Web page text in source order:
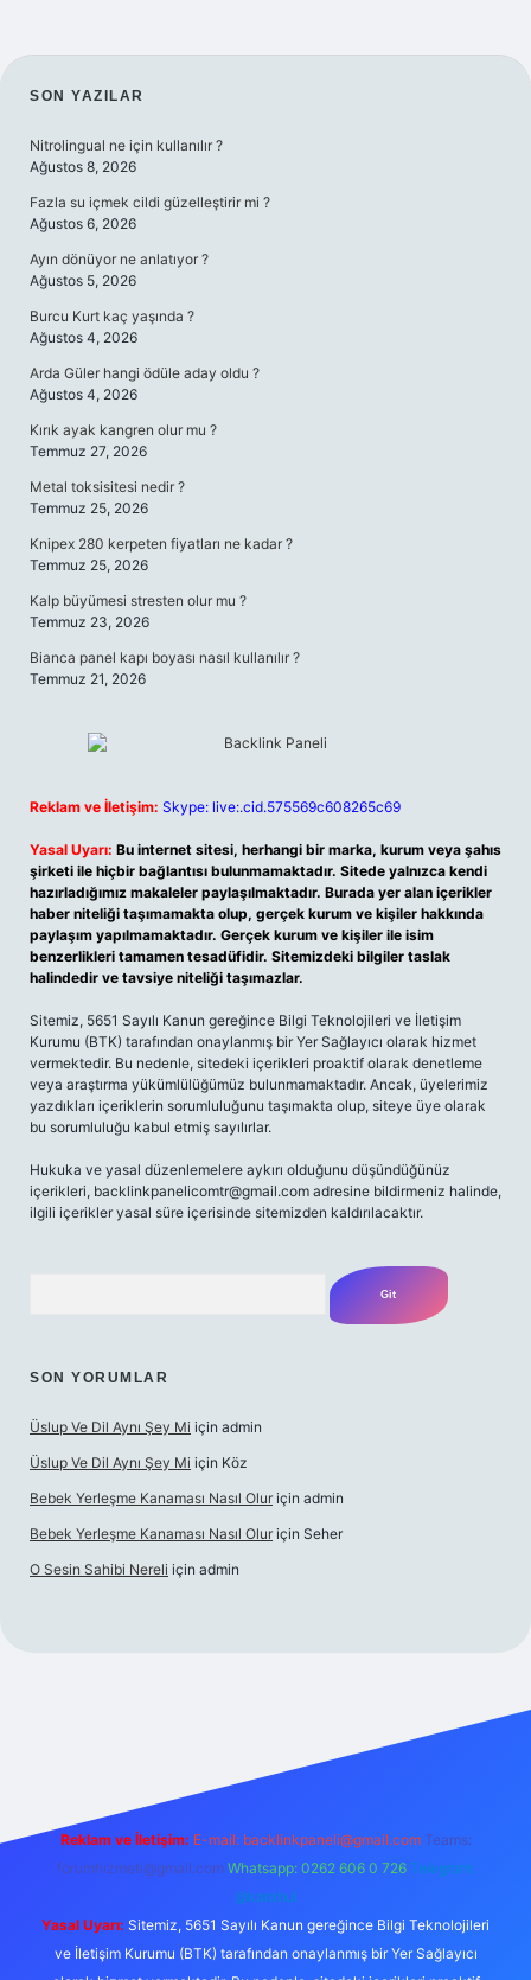
SIDEBAR
SON YAZILAR
Nitrolingual ne için kullanılır ?
Ağustos 8, 2026
Fazla su içmek cildi güzelleştirir mi ?
Ağustos 6, 2026
Ayın dönüyor ne anlatıyor ?
Ağustos 5, 2026
Burcu Kurt kaç yaşında ?
Ağustos 4, 2026
Arda Güler hangi ödüle aday oldu ?
Ağustos 4, 2026
Kırık ayak kangren olur mu ?
Temmuz 27, 2026
Metal toksisitesi nedir ?
Temmuz 25, 2026
Knipex 280 kerpeten fiyatları ne kadar ?
Temmuz 25, 2026
Kalp büyümesi stresten olur mu ?
Temmuz 23, 2026
Bianca panel kapı boyası nasıl kullanılır ?
Temmuz 21, 2026
Reklam ve İletişim: Skype: live:.cid.575569c608265c69
Yasal Uyarı: Bu internet sitesi, herhangi bir marka, kurum veya şahıs
şirketi ile hiçbir bağlantısı bulunmamaktadır. Sitede yalnızca kendi
hazırladığımız makaleler paylaşılmaktadır. Burada yer alan içerikler
haber niteliği taşımamakta olup, gerçek kurum ve kişiler hakkında
paylaşım yapılmamaktadır. Gerçek kurum ve kişiler ile isim
benzerlikleri tamamen tesadüfidir. Sitemizdeki bilgiler taslak
halindedir ve tavsiye niteliği taşımazlar.
Sitemiz, 5651 Sayılı Kanun gereğince Bilgi Teknolojileri ve İletişim
Kurumu (BTK) tarafından onaylanmış bir Yer Sağlayıcı olarak hizmet
vermektedir. Bu nedenle, sitedeki içerikleri proaktif olarak denetleme
veya araştırma yükümlülüğümüz bulunmamaktadır. Ancak, üyelerimiz
yazdıkları içeriklerin sorumluluğunu taşımakta olup, siteye üye olarak
bu sorumluluğu kabul etmiş sayılırlar.
Hukuka ve yasal düzenlemelere aykırı olduğunu düşündüğünüz
içerikleri, backlinkpanelicomtr@gmail.com adresine bildirmeniz halinde,
ilgili içerikler yasal süre içerisinde sitemizden kaldırılacaktır.
SON YORUMLAR
Üslup Ve Dil Aynı Şey Mi için admin
Üslup Ve Dil Aynı Şey Mi için Köz
Bebek Yerleşme Kanaması Nasıl Olur için admin
Bebek Yerleşme Kanaması Nasıl Olur için Seher
O Sesin Sahibi Nereli için admin
Reklam ve İletişim: E-mail: backlinkpaneli@gmail.com Teams:
forumhizmeti@gmail.com Whatsapp: 0262 606 0 726 Telegram:
@karabul
Yasal Uyarı: Sitemiz, 5651 Sayılı Kanun gereğince Bilgi Teknolojileri
ve İletişim Kurumu (BTK) tarafından onaylanmış bir Yer Sağlayıcı